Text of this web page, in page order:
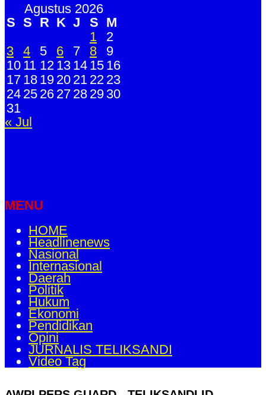
Agustus 2026
S S R K J S M
1
2
3
4 5 6 7 8
9
10 11 12 13 14 15 16
17 18 19 20 21 22 23
24 25 26 27 28 29 30
31
« Jul
MENU
HOME
Headlinenews
Nasional
Internasional
Daerah
Politik
Hukum
Ekonomi
Pendidikan
Opini
JURNALIS TELIKSANDI
Video Tag